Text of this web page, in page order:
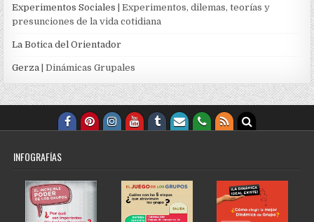
Experimentos Sociales | Experimentos, dilemas, teorías y
presunciones de la vida cotidiana
La Botica del Orientador
Gerza | Dinámicas Grupales
INFOGRAFÍAS